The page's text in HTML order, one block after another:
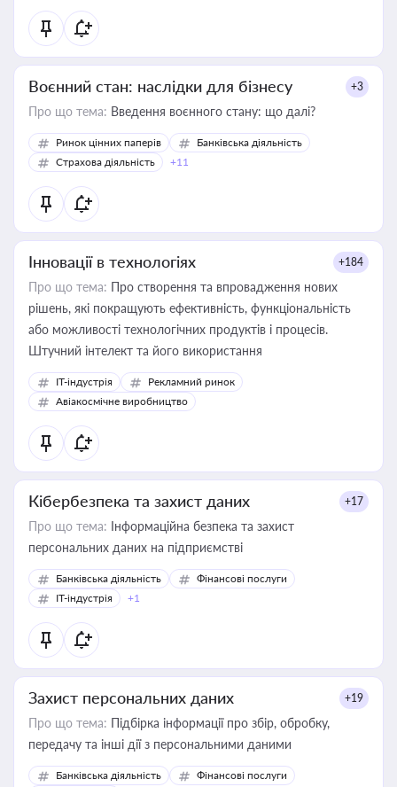
Воєнний стан: наслідки для бізнесу +3
Про що тема: Введення воєнного стану: що далі?
Ринок цінних паперів
Банківська діяльність
Страхова діяльність
+11
Інновації в технологіях +184
Про що тема: Про створення та впровадження нових
рішень, які покращують ефективність, функціональність
або можливості технологічних продуктів і процесів.
Штучний інтелект та його використання
IT-індустрія
Рекламний ринок
Авіакосмічне виробництво
Кібербезпека та захист даних +17
Про що тема: Інформаційна безпека та захист
персональних даних на підприємстві
Банківська діяльність
Фінансові послуги
IT-індустрія
+1
Захист персональних даних +19
Про що тема: Підбірка інформації про збір, обробку,
передачу та інші дії з персональними даними
Банківська діяльність
Фінансові послуги